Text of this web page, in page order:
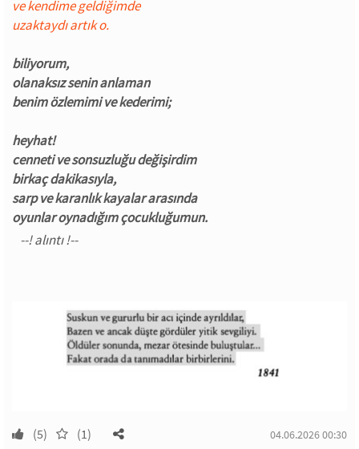
ve kendime geldiğimde
uzaktaydı artık o.
biliyorum,
olanaksız senin anlaman
benim özlemimi ve kederimi;
heyhat!
cenneti ve sonsuzluğu değişirdim
birkaç dakikasıyla,
sarp ve karanlık kayalar arasında
oyunlar oynadığım çocukluğumun.
(5) (1) 04.06.2026 00:30